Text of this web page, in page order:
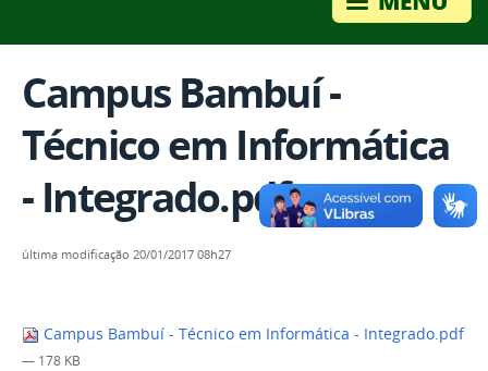
Campus Bambuí -
Técnico em Informática
- Integrado.pdf
última modificação 20/01/2017 08h27
Campus Bambuí - Técnico em Informática - Integrado.pdf
— 178 KB